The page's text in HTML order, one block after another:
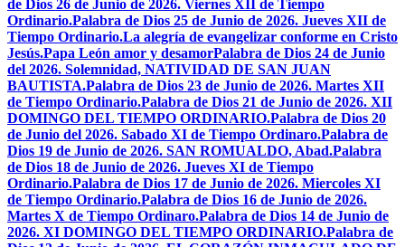
de Dios 26 de Junio de 2026. Viernes XII de Tiempo
Ordinario.Palabra de Dios 25 de Junio de 2026. Jueves XII de
Tiempo Ordinario.La alegría de evangelizar conforme en Cristo
Jesús.Papa León amor y desamorPalabra de Dios 24 de Junio
del 2026. Solemnidad, NATIVIDAD DE SAN JUAN
BAUTISTA.Palabra de Dios 23 de Junio de 2026. Martes XII
de Tiempo Ordinario.Palabra de Dios 21 de Junio de 2026. XII
DOMINGO DEL TIEMPO ORDINARIO.Palabra de Dios 20
de Junio del 2026. Sabado XI de Tiempo Ordinaro.Palabra de
Dios 19 de Junio de 2026. SAN ROMUALDO, Abad.Palabra
de Dios 18 de Junio de 2026. Jueves XI de Tiempo
Ordinario.Palabra de Dios 17 de Junio de 2026. Miercoles XI
de Tiempo Ordinario.Palabra de Dios 16 de Junio de 2026.
Martes X de Tiempo Ordinaro.Palabra de Dios 14 de Junio de
2026. XI DOMINGO DEL TIEMPO ORDINARIO.Palabra de